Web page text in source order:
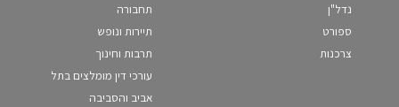
נדל"ן
ספורט
צרכנות
תחבורה
תיירות ונופש
תרבות וחינוך
עורכי דין מומלצים בתל
אביב והסביבה